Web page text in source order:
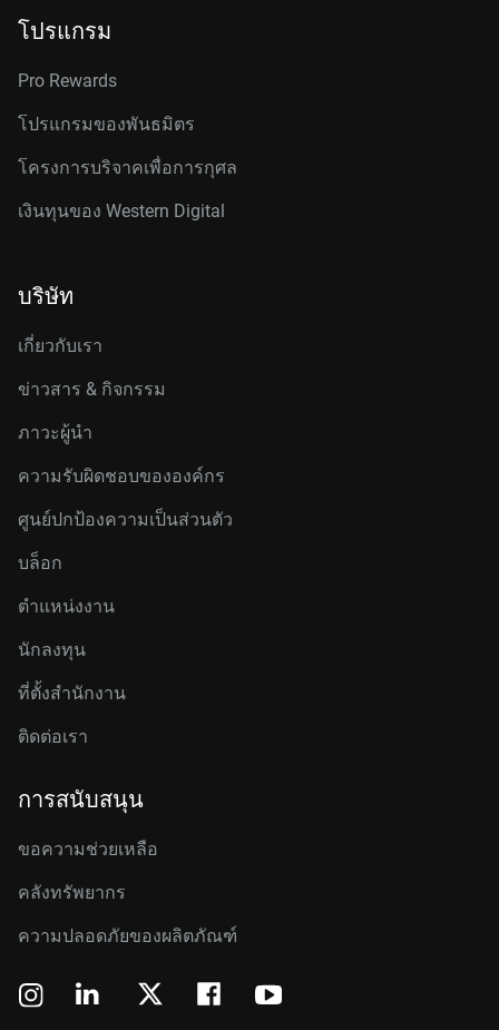
โปรแกรม
Pro Rewards
โปรแกรมของพันธมิตร
โครงการบริจาคเพื่อการกุศล
เงินทุนของ Western Digital
บริษัท
เกี่ยวกับเรา
ข่าวสาร & กิจกรรม
ภาวะผู้นำ
ความรับผิดชอบขององค์กร
ศูนย์ปกป้องความเป็นส่วนตัว
บล็อก
ตำแหน่งงาน
นักลงทุน
ที่ตั้งสำนักงาน
ติดต่อเรา
การสนับสนุน
ขอความช่วยเหลือ
คลังทรัพยากร
ความปลอดภัยของผลิตภัณฑ์